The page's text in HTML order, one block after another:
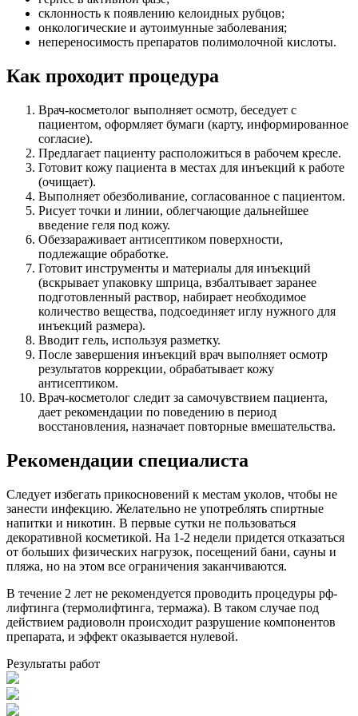
склонность к появлению келоидных рубцов;
онкологические и аутоимунные заболевания;
непереносимость препаратов полимолочной кислоты.
Как проходит процедура
Врач-косметолог выполняет осмотр, беседует с
пациентом, оформляет бумаги (карту, информированное
согласие).
Предлагает пациенту расположиться в рабочем кресле.
Готовит кожу пациента в местах для инъекций к работе
(очищает).
Выполняет обезболивание, согласованное с пациентом.
Рисует точки и линии, облегчающие дальнейшее
введение геля под кожу.
Обеззараживает антисептиком поверхности,
подлежащие обработке.
Готовит инструменты и материалы для инъекций
(вскрывает упаковку шприца, взбалтывает заранее
подготовленный раствор, набирает необходимое
количество вещества, подсоединяет иглу нужного для
инъекций размера).
Вводит гель, используя разметку.
После завершения инъекций врач выполняет осмотр
результатов коррекции, обрабатывает кожу
антисептиком.
Врач-косметолог следит за самочувствием пациента,
дает рекомендации по поведению в период
восстановления, назначает повторные вмешательства.
Рекомендации специалиста
Следует избегать прикосновений к местам уколов, чтобы не
занести инфекцию. Желательно не употреблять спиртные
напитки и никотин. В первые сутки не пользоваться
декоративной косметикой. На 1-2 недели придется отказаться
от больших физических нагрузок, посещений бани, сауны и
пляжа, но на этом все ограничения заканчиваются.
В течение 2 лет не рекомендуется проводить процедуры рф-
лифтинга (термолифтинга, термажа). В таком случае под
действием радиоволн происходит разрушение компонентов
препарата, и эффект оказывается нулевой.
Результаты работ